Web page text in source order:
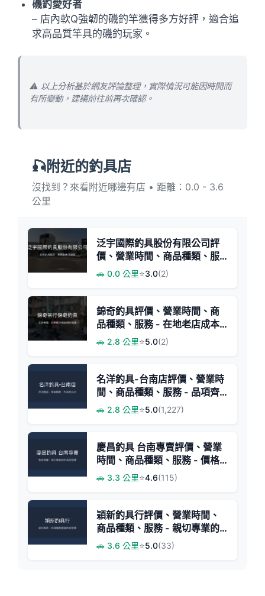
磯釣愛好者
– 店內軟Q強韌的磯釣竿獲得多方好評，適合追
求高品質竿具的磯釣玩家。
⚠️ 以上分析基於網友評論整理，實際情況可能因時間而
有所變動，建議前往前再次確認。
🎣附近的釣具店
沒找到？來看附近哪邊有店 • 距離：0.0 - 3.6
公里
泛宇國際釣具股份有限公司評
價、營業時間、商品種類、服
務 - 綜合釣具店
🚗 0.0 公里⭐3.0(2)
錦奇釣具評價、營業時間、商
品種類、服務 - 在地老店成本
價出清
🚗 2.8 公里⭐5.0(2)
名洋釣具-台南店評價、營業時
間、商品種類、服務 - 品項齊
全、專業服務
🚗 2.8 公里⭐5.0(1,227)
慶昌釣具 台南專賣評價、營業
時間、商品種類、服務 - 價格
親民與專業指導
🚗 3.3 公里⭐4.6(115)
穎新釣具行評價、營業時間、
商品種類、服務 - 親切專業的
釣具專賣
🚗 3.6 公里⭐5.0(33)